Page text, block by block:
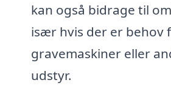
kan også bidrage til
især hvis der er behov
gravemaskiner eller
udstyr.